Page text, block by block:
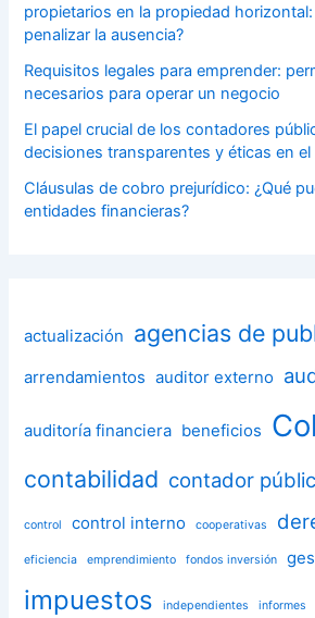
propietarios en la propiedad
penalizar la ausencia?
Requisitos legales para emprender:
necesarios para operar un negocio
El papel crucial de los contadores
decisiones transparentes y éticas en
Cláusulas de cobro prejurídico: ¿Qué
entidades financieras?
actualización agencias de
arrendamientos auditor externo
auditoría financiera beneficios
contabilidad contador
control control interno cooperativas
eficiencia emprendimiento fondos inversión
impuestos independientes informes